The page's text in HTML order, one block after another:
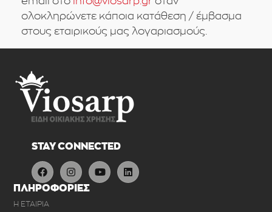
ολοκληρώνετε κάποια κατάθεση / έμβασμα
στους εταιρικούς μας λογαριασμούς.
STAY CONNECTED
ΠΛΗΡΟΦΟΡΙΕΣ
Η ΕΤΑΙΡΙΑ